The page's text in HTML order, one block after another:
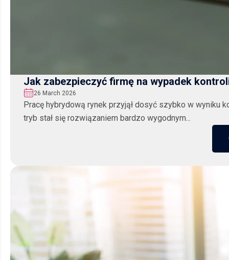
Jak zabezpieczyć firmę na wypadek
26 March 2026
Pracę hybrydową rynek przyjął dosyć szybko w
tryb stał się rozwiązaniem bardzo wygodnym...